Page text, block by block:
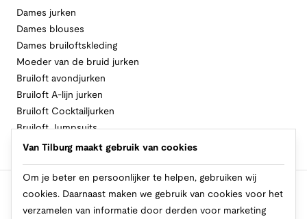
Dames jurken
Dames blouses
Dames bruiloftskleding
Moeder van de bruid jurken
Bruiloft avondjurken
Bruiloft A-lijn jurken
Bruiloft Cocktailjurken
Bruiloft Jumpsuits
Bruiloft Lange jurken
Volg Van Tilburg
Van Tilburg maakt gebruik van cookies
Om je beter en persoonlijker te helpen, gebruiken wij
cookies. Daarnaast maken we gebruik van cookies voor het
verzamelen van informatie door derden voor marketing